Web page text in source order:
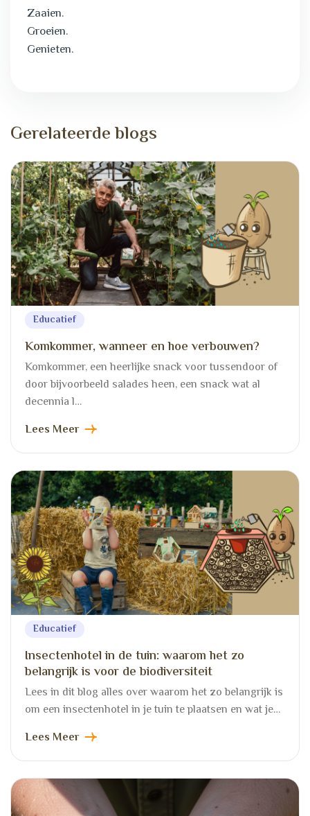
Zaaien.
Groeien.
Genieten.
Gerelateerdeblogs
Educatief
Komkommer, wanneer en hoe verbouwen?
Komkommer, een heerlijke snack voor tussendoor of
door bijvoorbeeld salades heen, een snack wat al
decennia l…
Lees Meer
Educatief
Insectenhotel in de tuin: waarom het zo
belangrijk is voor de biodiversiteit
Lees in dit blog alles over waarom het zo belangrijk is
om een insectenhotel in je tuin te plaatsen en wat je…
Lees Meer